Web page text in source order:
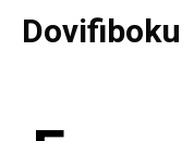
SaltarDovifiboku